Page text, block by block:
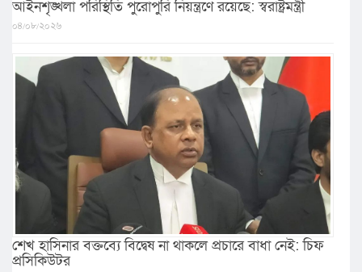
আইনশৃঙ্খলা পরিস্থিতি পুরোপুরি নিয়ন্ত্রণে রয়েছে: স্বরাষ্ট্রমন্ত্রী
০৪/০৮/২০২৬
শেখ হাসিনার বক্তব্যে বিদ্বেষ না থাকলে প্রচারে বাধা নেই: চিফ
প্রসিকিউটর